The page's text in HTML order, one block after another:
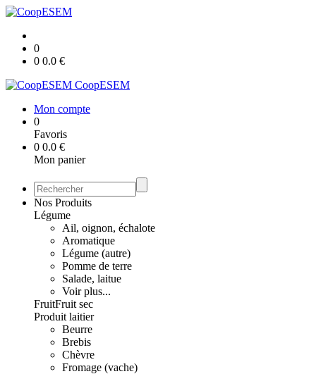
0
0 0.0 €
CoopESEM
Mon compte
0
Favoris
0 0.0 €
Mon panier
Nos Produits
Légume
Ail, oignon, échalote
Aromatique
Légume (autre)
Pomme de terre
Salade, laitue
Voir plus...
FruitFruit sec
Produit laitier
Beurre
Brebis
Chèvre
Fromage (vache)